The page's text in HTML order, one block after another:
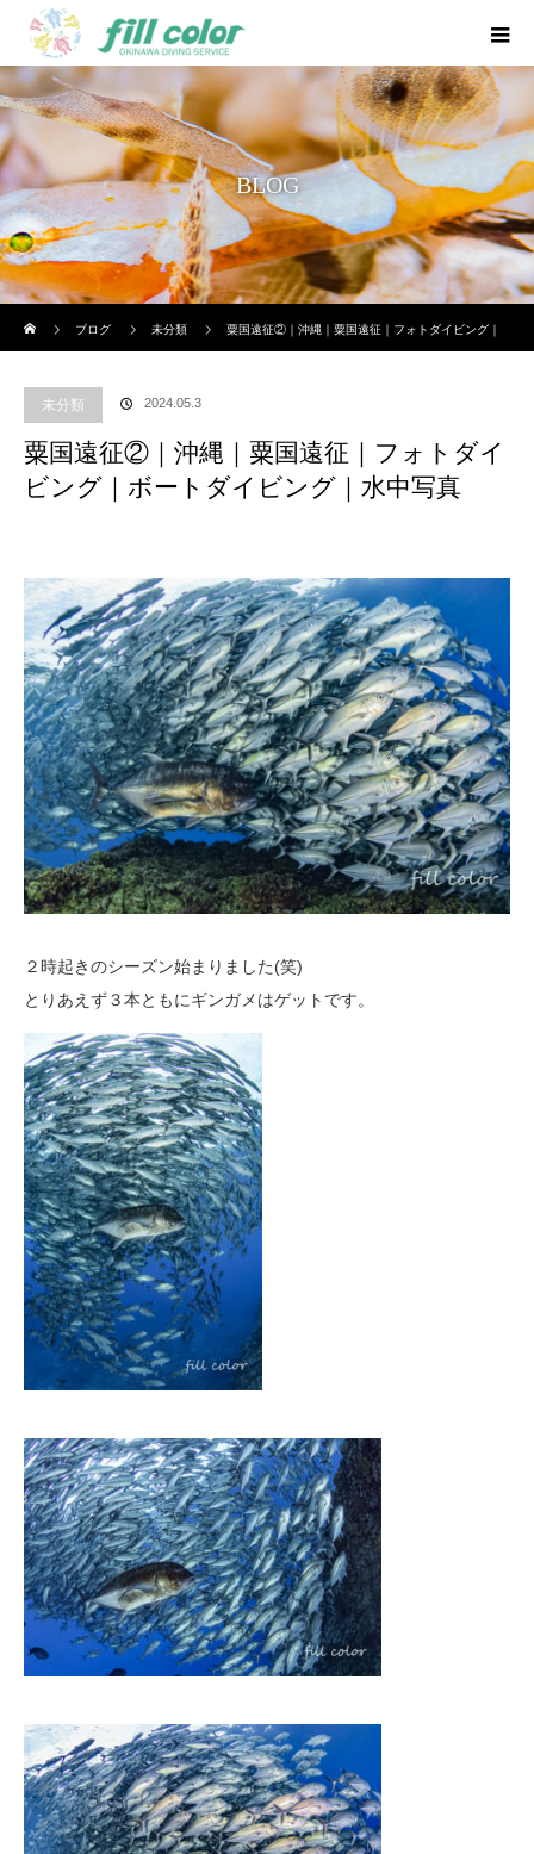
BLOG
ブログ
未分類 粟国遠征②｜沖縄｜粟国遠征｜フォトダイビング｜
未分類 2024.05.3
粟国遠征②｜沖縄｜粟国遠征｜フォトダイ
ビング｜ボートダイビング｜水中写真
２時起きのシーズン始まりました(笑)
とりあえず３本ともにギンガメはゲットです。